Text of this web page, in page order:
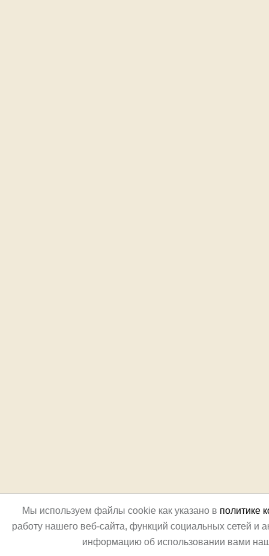
Мы используем файлы cookie как указано в политике
работу нашего веб-сайта, функций социальных сетей и
информацию об использовании вами